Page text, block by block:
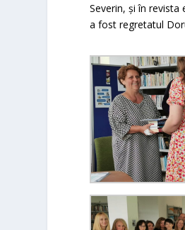
Severin, și în
a fost regretatul